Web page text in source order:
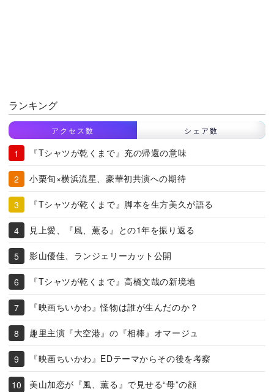
ランキング
アクセス数 シェア数
『Tシャツが乾くまで』充の帰還の意味
小栗旬×横浜流星、豪華初共演への期待
『Tシャツが乾くまで』脚本を生方美久が語る
見上愛、『風、薫る』との1年を振り返る
影山優佳、ランジェリーカット公開
『Tシャツが乾くまで』高橋文哉の新境地
『映画ちいかわ』怪物は誰が生んだのか？
趣里主演『大空港』の『相棒』オマージュ
『映画ちいかわ』EDテーマからその後を考察
美山加恋が『風、薫る』で見せる“母”の顔